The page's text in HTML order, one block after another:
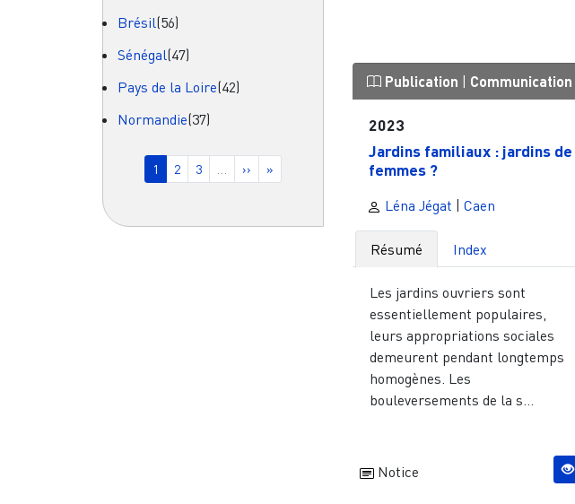
Brésil(56)
Sénégal(47)
Pays de la Loire(42)
Normandie(37)
Pagination
Page courante
1 Page
2 Page
3 Page suivante
›› Dernière page
»
Publication | Communication
2023
Jardins familiaux : jardins de
femmes ?
Léna Jégat Caen
Résumé Index
Les jardins ouvriers sont
essentiellement populaires,
leurs appropriations sociales
demeurent pendant longtemps
homogènes. Les
bouleversements de la s...
Notice